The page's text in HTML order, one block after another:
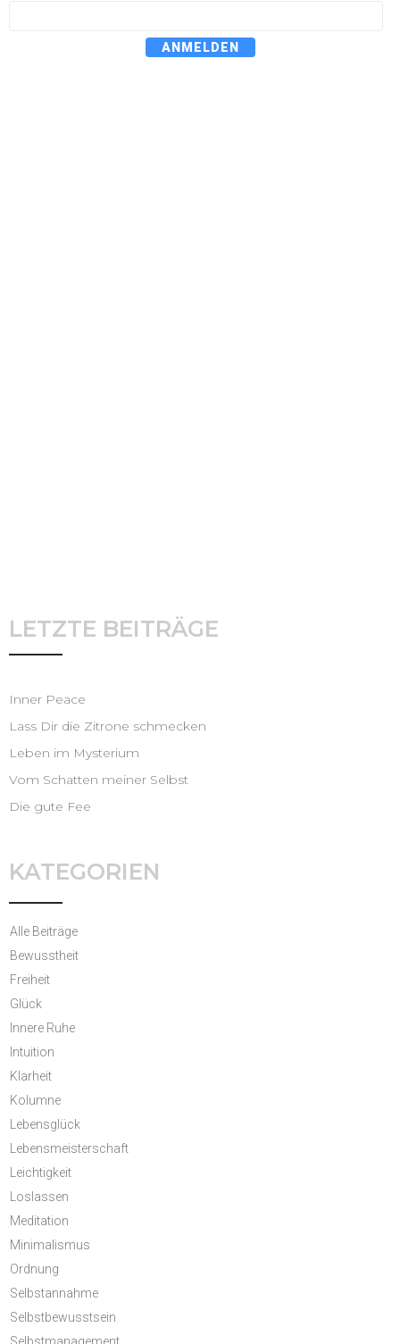
ANMELDEN
LETZTE BEITRÄGE
Inner Peace
Lass Dir die Zitrone schmecken
Leben im Mysterium
Vom Schatten meiner Selbst
Die gute Fee
KATEGORIEN
Alle Beiträge
Bewusstheit
Freiheit
Glück
Innere Ruhe
Intuition
Klarheit
Kolumne
Lebensglück
Lebensmeisterschaft
Leichtigkeit
Loslassen
Meditation
Minimalismus
Ordnung
Selbstannahme
Selbstbewusstsein